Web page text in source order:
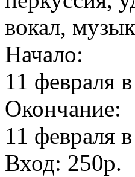
вокал,
Начало:
11 февраля
Окончание:
11 февраля
Вход: 250р.